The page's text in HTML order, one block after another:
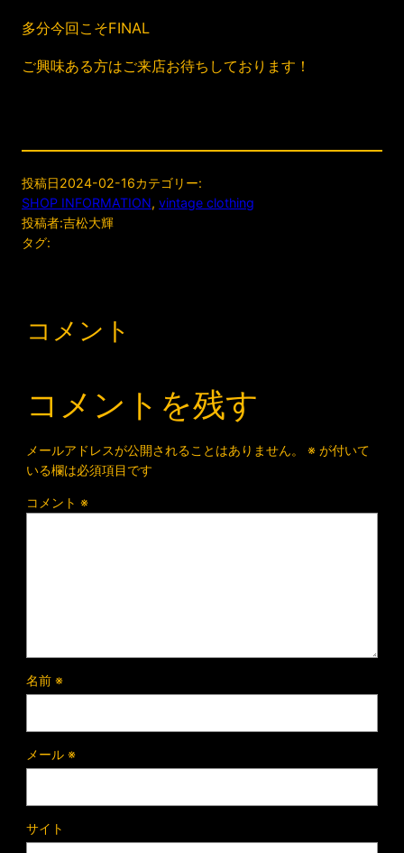
多分今回こそFINAL
ご興味ある方はご来店お待ちしております！
投稿日2024-02-16カテゴリー:
SHOP INFORMATION, vintage clothing
投稿者:吉松大輝
タグ:
コメント
コメントを残す
メールアドレスが公開されることはありません。 ※が付いて
いる欄は必須項目です
コメント ※
名前 ※
メール ※
サイト